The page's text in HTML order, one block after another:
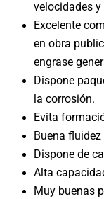
velocidades
Excelente
en obra
engrase
Dispone
la corrosión.
Evita
Buena
Dispone de
Alta
Muy buenas